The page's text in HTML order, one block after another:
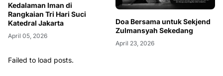
Kedalaman Iman di
Rangkaian Tri Hari Suci
Katedral Jakarta
April 05, 2026
Doa Bersama untuk Sekjend
Zulmansyah Sekedang
April 23, 2026
Failed to load posts.